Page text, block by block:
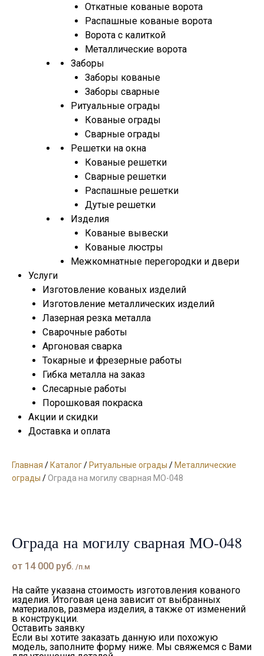
Откатные кованые ворота
Распашные кованые ворота
Ворота с калиткой
Металлические ворота
Заборы
Заборы кованые
Заборы сварные
Ритуальные ограды
Кованые ограды
Сварные ограды
Решетки на окна
Кованые решетки
Сварные решетки
Распашные решетки
Дутые решетки
Изделия
Кованые вывески
Кованые люстры
Межкомнатные перегородки и двери
Услуги
Изготовление кованых изделий
Изготовление металлических изделий
Лазерная резка металла
Сварочные работы
Аргоновая сварка
Токарные и фрезерные работы
Гибка металла на заказ
Слесарные работы
Порошковая покраска
Акции и скидки
Доставка и оплата
Главная /Каталог/Ритуальные ограды /Металлические
ограды /Ограда на могилу сварная МО-048
Ограда на могилу сварная МО-048
от 14 000 руб. /п.м
На сайте указана стоимость изготовления кованого
изделия. Итоговая цена зависит от выбранных
материалов, размера изделия, а также от изменений
в конструкции.
Оставить заявку
Если вы хотите заказать данную или похожую
модель, заполните форму ниже. Мы свяжемся с Вами